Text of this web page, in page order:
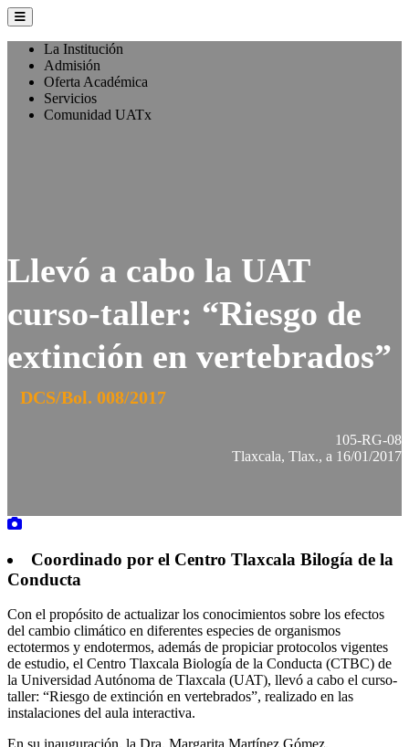
La Institución
Admisión
Oferta Académica
Servicios
Comunidad UATx
Llevó a cabo la UAT
curso-taller: “Riesgo de
extinción en vertebrados”
DCS/Bol. 008/2017
105-RG-08
Tlaxcala, Tlax., a 16/01/2017
Coordinado por el Centro Tlaxcala Bilogía de la
Conducta
Con el propósito de actualizar los conocimientos sobre los efectos
del cambio climático en diferentes especies de organismos
ectotermos y endotermos, además de propiciar protocolos vigentes
de estudio, el Centro Tlaxcala Biología de la Conducta (CTBC) de
la Universidad Autónoma de Tlaxcala (UAT), llevó a cabo el curso-
taller: “Riesgo de extinción en vertebrados”, realizado en las
instalaciones del aula interactiva.